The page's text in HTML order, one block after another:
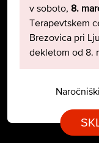
v soboto, 8.
Terapevtskem
Brezovica pri
dekletom od 8.